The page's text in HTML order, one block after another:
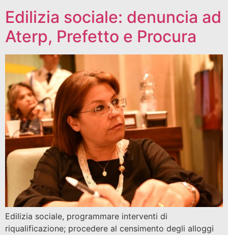
Edilizia sociale: denuncia ad
Aterp, Prefetto e Procura
Edilizia sociale, programmare interventi di
riqualificazione; procedere al censimento degli alloggi